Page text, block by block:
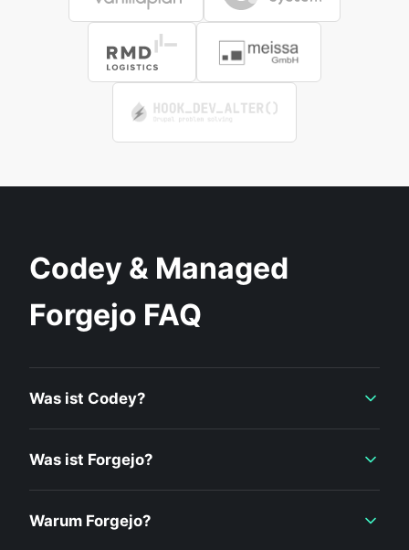
Codey & Managed
Forgejo FAQ
Was ist Codey?
Was ist Forgejo?
Warum Forgejo?